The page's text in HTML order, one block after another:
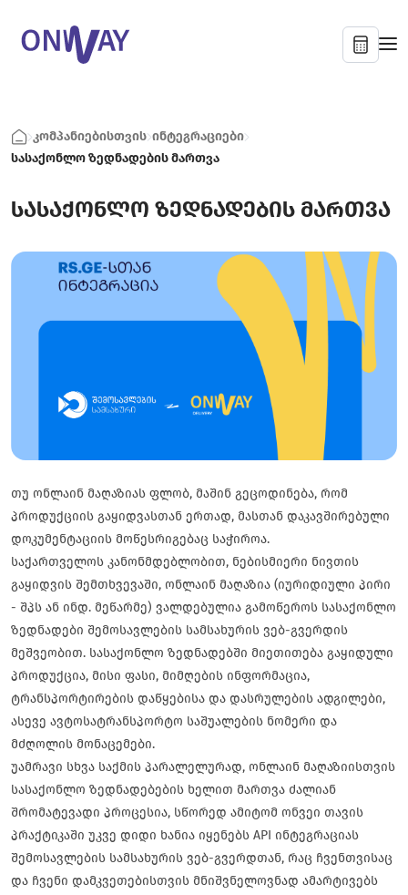
კომპანიებისთვის ინტეგრაციები
სასაქონლო ზედნადების მართვა
სასაქონლო ზედნადების მართვა
თუ ონლაინ მაღაზიას ფლობ, მაშინ გეცოდინება, რომ
პროდუქციის გაყიდვასთან ერთად, მასთან დაკავშირებული
დოკუმენტაციის მოწესრიგებაც საჭიროა.
საქართველოს კანონმდებლობით, ნებისმიერი ნივთის
გაყიდვის შემთხვევაში, ონლაინ მაღაზია (იურიდიული პირი
- შპს ან ინდ. მეწარმე) ვალდებულია გამოწეროს სასაქონლო
ზედნადები შემოსავლების სამსახურის ვებ-გვერდის
მეშვეობით. სასაქონლო ზედნადებში მიეთითება გაყიდული
პროდუქცია, მისი ფასი, მიმღების ინფორმაცია,
ტრანსპორტირების დაწყებისა და დასრულების ადგილები,
ასევე ავტოსატრანსპორტო საშუალების ნომერი და
მძღოლის მონაცემები.
უამრავი სხვა საქმის პარალელურად, ონლაინ მაღაზიისთვის
სასაქონლო ზედნადებების ხელით მართვა ძალიან
შრომატევადი პროცესია, სწორედ ამიტომ ონვეი თავის
პრაქტიკაში უკვე დიდი ხანია იყენებს API ინტეგრაციას
შემოსავლების სამსახურის ვებ-გვერდთან, რაც ჩვენთვისაც
და ჩვენი დამკვეთებისთვის მნიშვნელოვნად ამარტივებს